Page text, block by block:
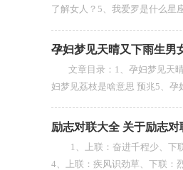
了解女人？5、我爱罗是什么星
孕妇梦见天晴又下雨生男
文章目录：1、孕妇梦见天晴
妇梦见荔枝是啥意思 预兆5、孕
励志对联大全 关于励志对
1、上联：奋进千程少、下联
4、上联：疾风识劲草、下联：